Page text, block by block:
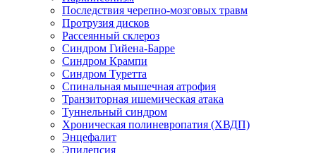
Последствия черепно-мозговых травм
Протрузия дисков
Рассеянный склероз
Синдром Гийена-Барре
Синдром Крампи
Синдром Туретта
Спинальная мышечная атрофия
Транзиторная ишемическая атака
Туннельный синдром
Хроническая полиневропатия (ХВДП)
Энцефалит
Эпилепсия